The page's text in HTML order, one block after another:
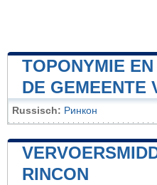
TOPONYMIE
DE GEMEENTE
Russisch: Ринкон
RINCON